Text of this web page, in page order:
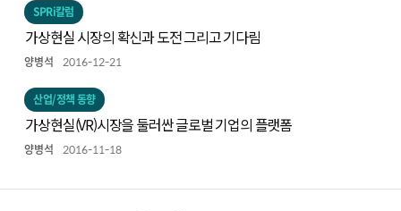
SPRi칼럼
가상현실 시장의 확신과 도전 그리고 기다림
양병석 2016-12-21
산업/정책 동향
가상현실(VR)시장을 둘러싼 글로벌 기업의 플랫폼
양병석 2016-11-18